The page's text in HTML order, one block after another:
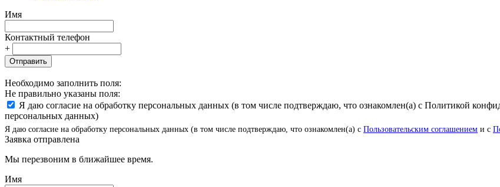
Имя
Контактный телефон
+
Отправить
Необходимо заполнить поля:
Не правильно указаны поля:
Я даю согласие на обработку персональных данных (в том числе подтверждаю, что ознакомлен(а) с Политикой
персональных данных)
Я даю согласие на обработку персональных данных (в том числе подтверждаю, что ознакомлен(а) с Пользовательским соглашением и с
Заявка отправлена
Мы перезвоним в ближайшее время.
Имя